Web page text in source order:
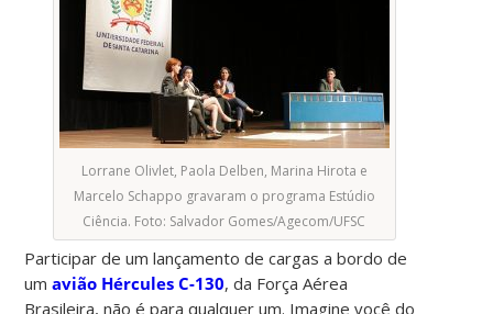
Lorrane Olivlet, Paola Delben, Marina Hirota e
Marcelo Schappo gravaram o programa Estúdio
Ciência. Foto: Salvador Gomes/Agecom/UFSC
Participar de um lançamento de cargas a bordo de
umavião Hércules C-130, da Força Aérea
Brasileira, não é para qualquer um. Imagine você do